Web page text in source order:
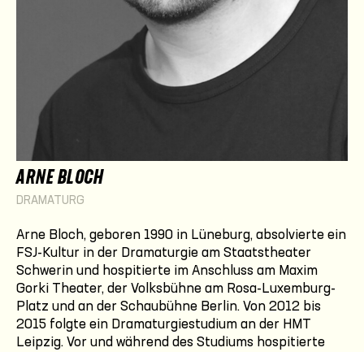
ARNE BLOCH
DRAMATURG
Arne Bloch, geboren 1990 in Lüneburg, absolvierte ein
FSJ-Kultur in der Dramaturgie am Staatstheater
Schwerin und hospitierte im Anschluss am Maxim
Gorki Theater, der Volksbühne am Rosa-Luxemburg-
Platz und an der Schaubühne Berlin. Von 2012 bis
2015 folgte ein Dramaturgiestudium an der HMT
Leipzig. Vor und während des Studiums hospitierte